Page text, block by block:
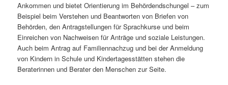
Ankommen und bietet Orientierung im Behördendschungel – zum
Beispiel beim Verstehen und Beantworten von Briefen von
Behörden, den Antragstellungen für Sprachkurse und beim
Einreichen von Nachweisen für Anträge und soziale Leistungen.
Auch beim Antrag auf Familiennachzug und bei der Anmeldung
von Kindern in Schule und Kindertagesstätten stehen die
Beraterinnen und Berater den Menschen zur Seite.